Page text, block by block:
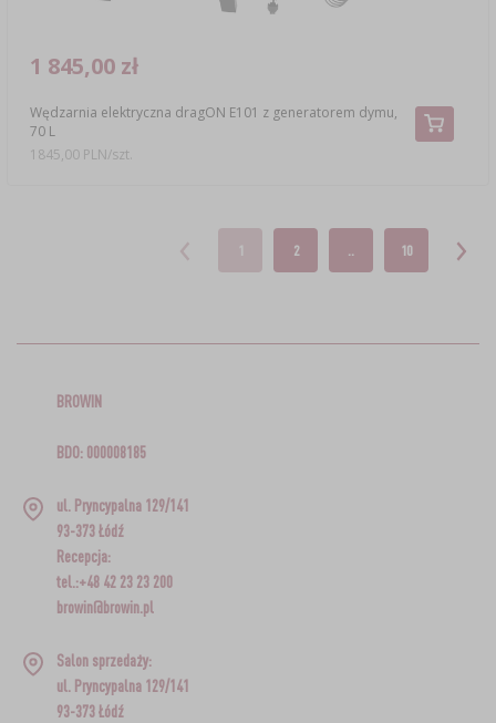
Wędzarnia elektryczna dragON E101 z generatorem dymu,
70 L
1 845,00 zł
1845,00 PLN/szt.
1 2 .. 10
BROWIN
BDO: 000008185
ul. Pryncypalna 129/141
93-373 Łódź
Recepcja:
tel.:+48 42 23 23 200
browin@browin.pl
Salon sprzedaży:
ul. Pryncypalna 129/141
93-373 Łódź